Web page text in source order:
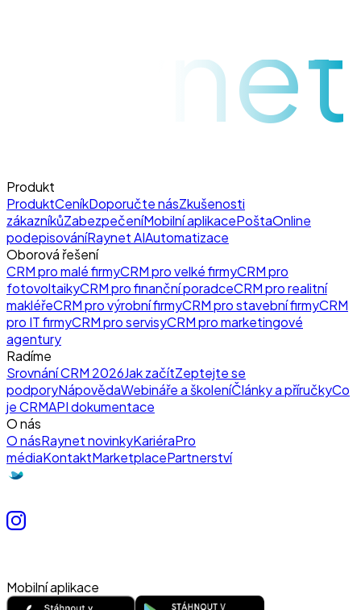
raynet
Produkt
ProduktCeníkDoporučte násZkušenosti
zákazníkůZabezpečeníMobilní aplikacePoštaOnline
podepisováníRaynet AIAutomatizace
Oborová řešení
CRM pro malé firmyCRM pro velké firmyCRM pro
fotovoltaikyCRM pro finanční poradceCRM pro realitní
makléřeCRM pro výrobní firmyCRM pro stavební firmyCRM
pro IT firmyCRM pro servisyCRM pro marketingové
agentury
Radíme
Srovnání CRM 2026Jak začítZeptejte se
podporyNápovědaWebináře a školeníČlánky a příručkyCo
je CRMAPI dokumentace
O nás
O násRaynet novinkyKariéraPro
médiaKontaktMarketplacePartnerství
Mobilní aplikace